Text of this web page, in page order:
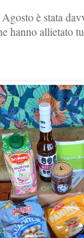
è stata
hanno allietato